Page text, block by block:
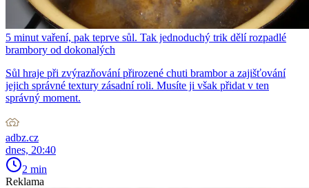
5 minut vaření, pak teprve sůl. Tak jednoduchý trik dělí rozpadlé
brambory od dokonalých
Sůl hraje při zvýrazňování přirozené chuti brambor a zajišťování
jejich správné textury zásadní roli. Musíte ji však přidat v ten
správný moment.
adbz.cz
dnes, 20:40
2 min
Reklama